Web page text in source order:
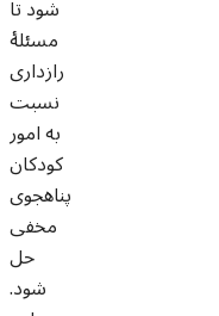
شود تا
مسئلۀ
رازداری
نسبت
به امور
کودکان
پناهجوی
مخفی
حل
شود.